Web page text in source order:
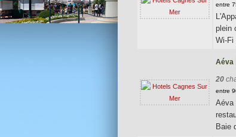
entre
plein
Wi-Fi
Aéva
20
entre
Aéva
Baie